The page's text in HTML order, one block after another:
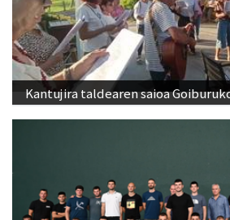
Kantujira taldearen saioa